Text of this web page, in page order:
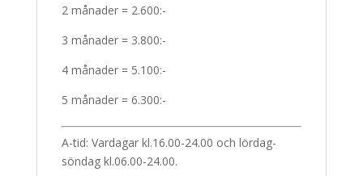
2 månader = 2.600:-
3 månader = 3.800:-
4 månader = 5.100:-
5 månader = 6.300:-
A-tid: Vardagar kl.16.00-24.00 och lördag-
söndag kl.06.00-24.00.